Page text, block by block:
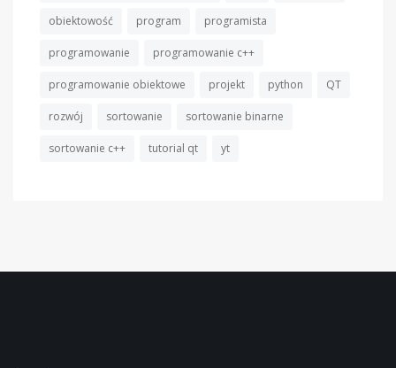
obiektowość program programista
programowanie programowanie c++
programowanie obiektowe projekt python QT
rozwój sortowanie sortowanie binarne
sortowanie c++ tutorial qt yt